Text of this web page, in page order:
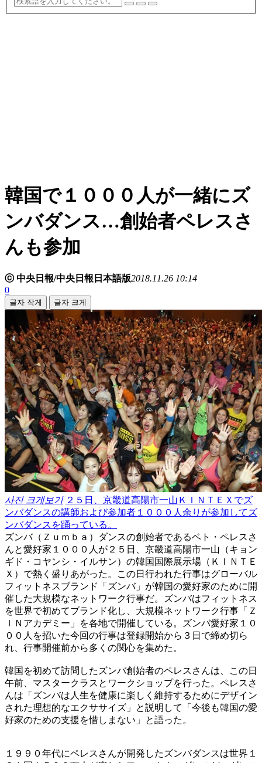
韓国で１０００人が一緒にズ
ンバダンス…創始者ペレスさ
んも参加
ⓒ 中央日報/中央日報日本語版2018.11.26 10:14
0
글자 작게 글자 크게
사진 크게보기 ２５日、京畿道高陽市一山ＫＩＮＴＥＸでズ
ンバダンスの講師および参加者１０００人余りが参加してズ
ンバダンスを踊っている。
ズンバ（Ｚｕｍｂａ）ダンスの創始者であるベト・ペレスさ
んと愛好家１０００人が２５日、京畿道高陽市一山（キョン
ギド・コヤンシ・イルサン）の韓国国際展示場（ＫＩＮＴＥ
Ｘ）で熱く盛りあがった。この日行われた行事はグローバル
フィットネスブランド「ズンバ」が韓国の愛好家のために開
催した大規模なネットワーク行事だ。ズンバはフィットネス
を世界で初めてブランド化し、大規模ネットワーク行事「Ｚ
ＩＮアカデミー」を各地で開催している。ズンバ愛好家１０
００人を招いた今回の行事は登録開始から３日で締め切ら
れ、行事開催前から多くの関心を集めた。
韓国を初めて訪問したズンバ創始者のペレスさんは、この日
午前、マスタークラスとワークショップを行った。ペレスさ
んは「ズンバは人生を健康に楽しく維持するためにデザイン
された理想的なエクササイズ」と説明して「今後も韓国の愛
好家のための支援を惜しまない」と語った。
１９９０年代にペレスさんが開発したズンバダンスは世界１